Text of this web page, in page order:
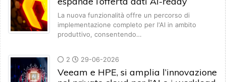
La nuova funzionalità offre un percorso di
implementazione completo per l'AI in ambito
produttivo, consentendo…
2 29-06-2026
Veeam e HPE, si amplia l’innovazione